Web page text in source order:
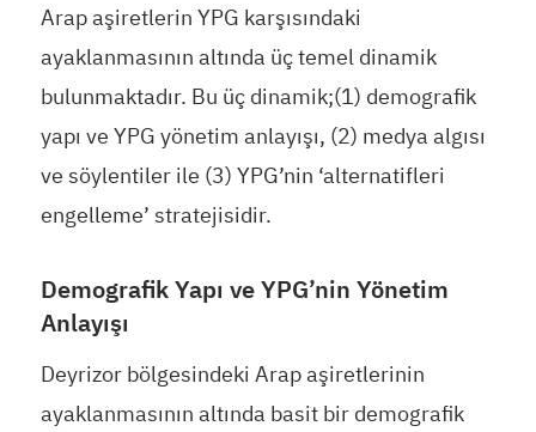
Arap aşiretlerin YPG karşısındaki
ayaklanmasının altında üç temel dinamik
bulunmaktadır. Bu üç dinamik;(1) demografik
yapı ve YPG yönetim anlayışı, (2) medya algısı
ve söylentiler ile (3) YPG’nin ‘alternatifleri
engelleme’ stratejisidir.
Demografik Yapı ve YPG’nin Yönetim
Anlayışı
Deyrizor bölgesindeki Arap aşiretlerinin
ayaklanmasının altında basit bir demografik